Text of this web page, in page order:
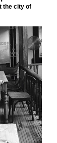
the city of